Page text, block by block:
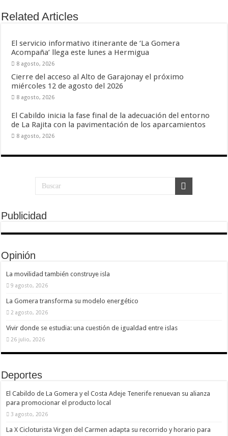
Related Articles
El servicio informativo itinerante de ‘La Gomera
Acompaña’ llega este lunes a Hermigua
8 agosto, 2026
Cierre del acceso al Alto de Garajonay el próximo
miércoles 12 de agosto del 2026
8 agosto, 2026
El Cabildo inicia la fase final de la adecuación del entorno
de La Rajita con la pavimentación de los aparcamientos
8 agosto, 2026
Publicidad
Opinión
La movilidad también construye isla
9 agosto, 2026
La Gomera transforma su modelo energético
2 agosto, 2026
Vivir donde se estudia: una cuestión de igualdad entre islas
26 julio, 2026
Deportes
El Cabildo de La Gomera y el Costa Adeje Tenerife renuevan su alianza
para promocionar el producto local
3 agosto, 2026
La X Cicloturista Virgen del Carmen adapta su recorrido y horario para